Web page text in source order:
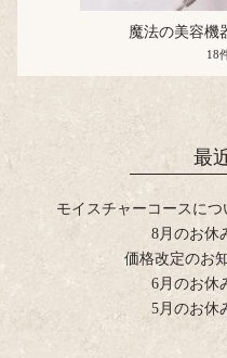
魔法の美容機
18
最
モイスチャーコースにつ
8月のお休
価格改定のお
6月のお休
5月のお休